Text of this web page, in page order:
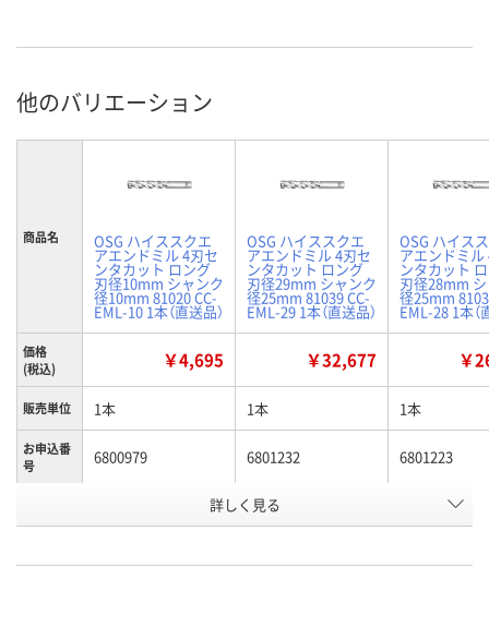
他のバリエーション
商品名 OSG ハイススクエ
アエンドミル 4刃セ
ンタカット ロング
刃径10mm シャンク
径10mm 81020 CC-
EML-10 1本（直送品）
OSG ハイススクエ
アエンドミル 4刃セ
ンタカット ロング
刃径29mm シャンク
径25mm 81039 CC-
EML-29 1本（直送品）
OSG ハイス
アエンドミル
ンタカット
刃径28mm
径25mm
EML-28 1本（
価格
(税込)
￥4,695 ￥32,677 ￥
販売単位 1本 1本 1本
お申込番
号
6800979 6801232 6801223
わずか
詳しく見る